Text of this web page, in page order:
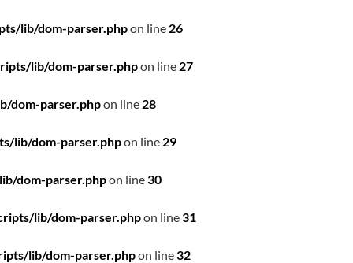
lib/dom-parser.phpon line 26
lib/dom-parser.phpon line 27
dom-parser.phpon line 28
lib/dom-parser.phpon line 29
dom-parser.phpon line30
lib/dom-parser.phpon line31
lib/dom-parser.phpon line32